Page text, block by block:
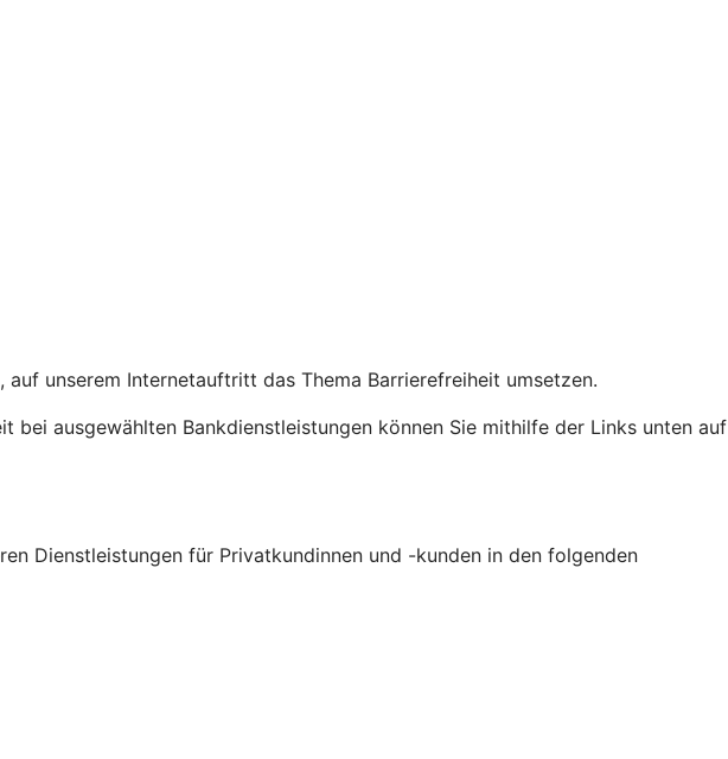
unserem Internetauftritt das Thema Barrierefreiheit umsetzen.
ausgewählten Bankdienstleistungen können Sie mithilfe der Links unten auf
Dienstleistungen für Privatkundinnen und -kunden in den folgenden